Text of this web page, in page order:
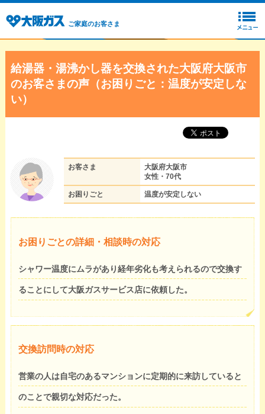
ご家庭のお客さま
給湯器・湯沸かし器を交換された大阪府大阪市
のお客さまの声（お困りごと：温度が安定しな
い）
お客さま
大阪府大阪市
女性・70代
お困りごと 温度が安定しない
お困りごとの詳細・相談時の対応
シャワー温度にムラがあり経年劣化も考えられるので交換す
ることにして大阪ガスサービス店に依頼した。
交換訪問時の対応
営業の人は自宅のあるマンションに定期的に来訪していると
のことで親切な対応だった。